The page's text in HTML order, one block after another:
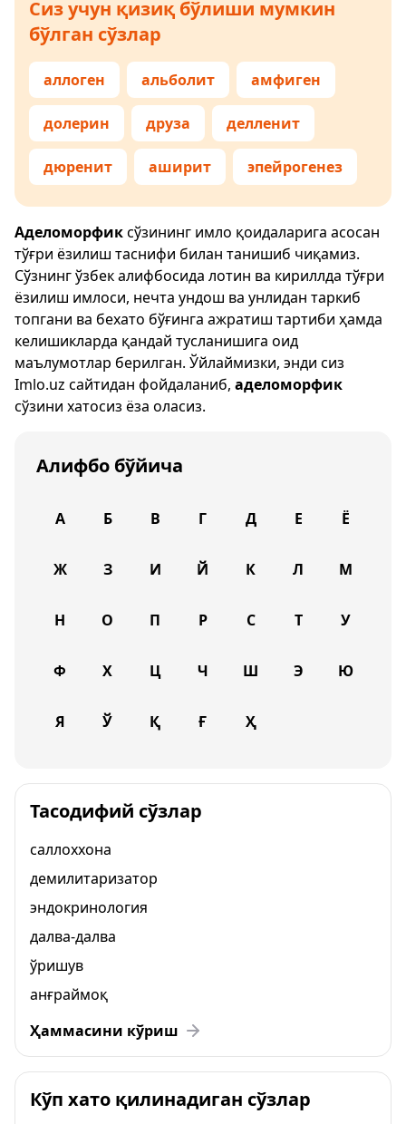
Сиз учун қизиқ бўлиши мумкин
бўлган сўзлар
аллоген альболит амфиген
долерин друза делленит
дюренит аширит эпейрогенез
Аделоморфиксўзининг имло қоидаларига асосан
тўғри ёзилиш таснифи билан танишиб чиқамиз.
Сўзнинг ўзбек алифбосида лотин ва кириллда тўғри
ёзилиш имлоси, нечта ундош ва унлидан таркиб
топгани ва бехато бўғинга ажратиш тартиби ҳамда
келишикларда қандай тусланишига оид
маълумотлар берилган. Ўйлаймизки, энди сиз
Imlo.uz сайтидан фойдаланиб, аделоморфик
сўзини хатосиз ёза оласиз.
Алифбо бўйича
А Б В Г Д Е Ё
Ж З И Й К Л М
Н О П Р С Т У
Ф Х Ц Ч Ш Э Ю
Я Ў Қ Ғ Ҳ
Тасодифий сўзлар
саллоххона
демилитаризатор
эндокринология
далва-далва
ўришув
анғраймоқ
Ҳаммасини кўриш
Кўп хато қилинадиган сўзлар